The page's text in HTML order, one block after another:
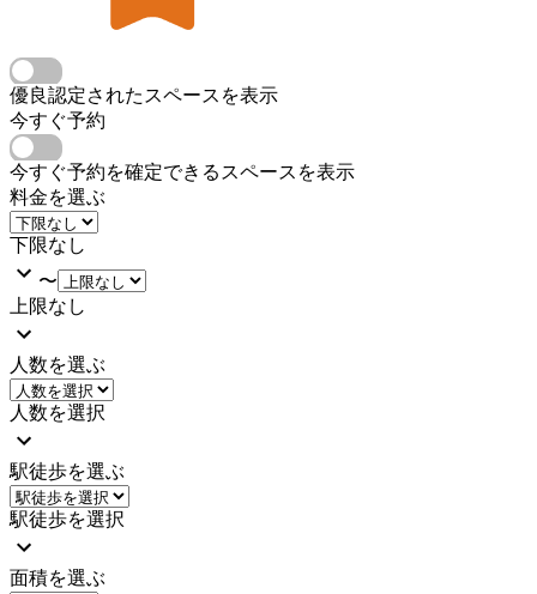
優良認定されたスペースを表示
今すぐ予約
今すぐ予約を確定できるスペースを表示
料金を選ぶ
下限なし
〜
上限なし
人数を選ぶ
人数を選択
駅徒歩を選ぶ
駅徒歩を選択
面積を選ぶ